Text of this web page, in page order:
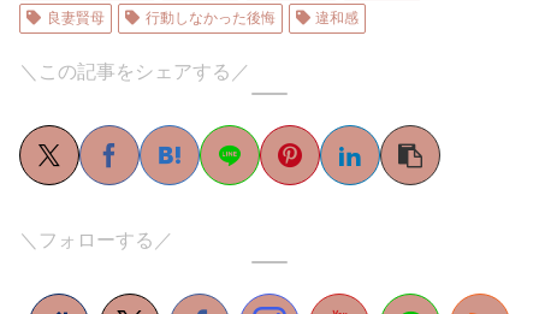
良妻賢母
行動しなかった後悔 違和感
＼この記事をシェアする／
＼フォローする／